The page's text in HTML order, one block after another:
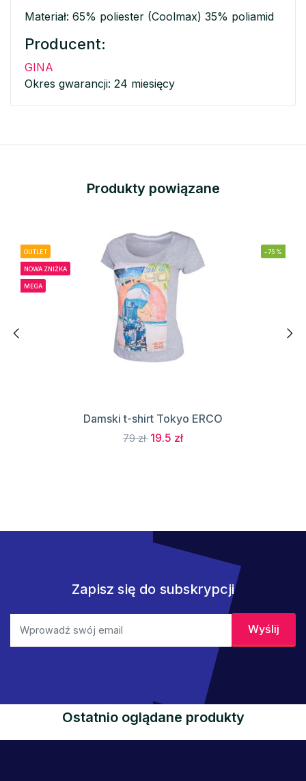
Materiał: 65% poliester (Coolmax) 35% poliamid
Producent:
GINA
Okres gwarancji: 24 miesięcy
Produkty powiązane
OUTLET
NOWA ZNIŻKA
MEGA
-75%
Damski t-shirt Tokyo ERCO
79 zł 19.5 zł
Zapisz się do subskrypcji
Ostatnio oglądane produkty